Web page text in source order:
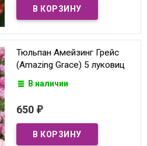
Тюльпан Амейзинг Грейс
(Amazing Grace) 5 луковиц
В наличии
650 ₽